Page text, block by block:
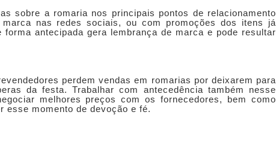
sobre a romaria nos principais pontos de relacionamento
nas redes sociais, ou com promoções dos itens já
antecipada gera lembrança de marca e pode resultar
perdem vendas em romarias por deixarem para
da festa. Trabalhar com antecedência também nesse
melhores preços com os fornecedores, bem como
esse momento de devoção e fé.